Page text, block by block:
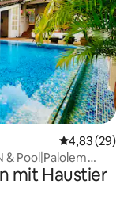
4,83 (29)
& Pool|Palolem
mit Haustier